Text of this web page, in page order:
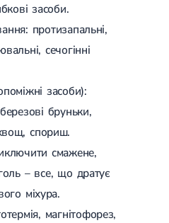
засоби.
протизапальні,
сечогінні
засоби):
бруньки,
спориш.
смажене,
– все, що дратує
міхура.
магнітофорез,